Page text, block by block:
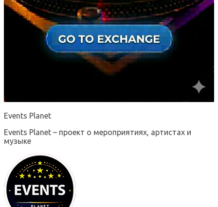
Events Planet
Events Planet – проект о мероприятиях, артистах и
музыке